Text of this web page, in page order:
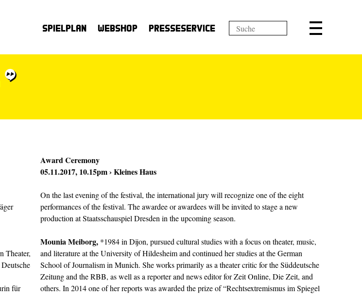
Spielplan Webshop Presseservice
Theater,
für
Award Ceremony
05.11.2017, 10.15pm › Kleines Haus
On the last evening of the festival, the international jury will recognize one of the eight
performances of the festival. The awardee or awardees will be invited to stage a new
production at Staatsschauspiel Dresden in the upcoming season.
Mounia Meiborg, *1984 in Dijon, pursued cultural studies with a focus on theater, music,
and literature at the University of Hildesheim and continued her studies at the German
School of Journalism in Munich. She works primarily as a theater critic for the Süddeutsche
Zeitung and the RBB, as well as a reporter and news editor for Zeit Online, Die Zeit, and
others. In 2014 one of her reports was awarded the prize of “Rechtsextremismus im Spiegel